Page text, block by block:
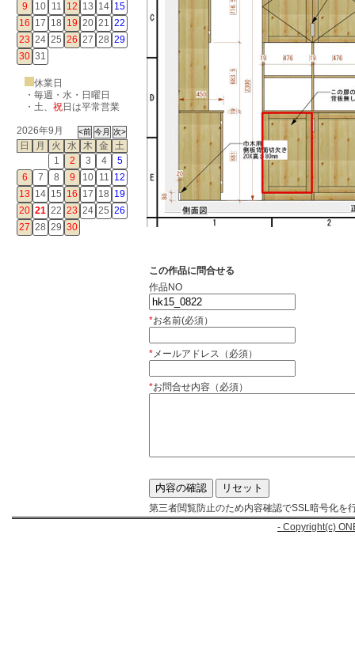
9
10 11 12 13 14 15
16 17 18 19 20 21 22
23 24 25 26 27 28 29
30 31
休業日
・毎週・水・日曜日
・ 土、 祝日は平常営業
2026年9月
日
月 火 水 木 金
土
1
2 3 4
5
6
7 8 9 10 11 12
13 14 15 16 17 18 19
20 21 22 23 24 25 26
27 28 29 30
この作品に問合せる
作品NO
*お名前(必須）
*メールアドレス（必須）
*お問合せ内容（必須）
第三者閲覧防止のため内容確認でSSL暗号化を
- Copyright(c)